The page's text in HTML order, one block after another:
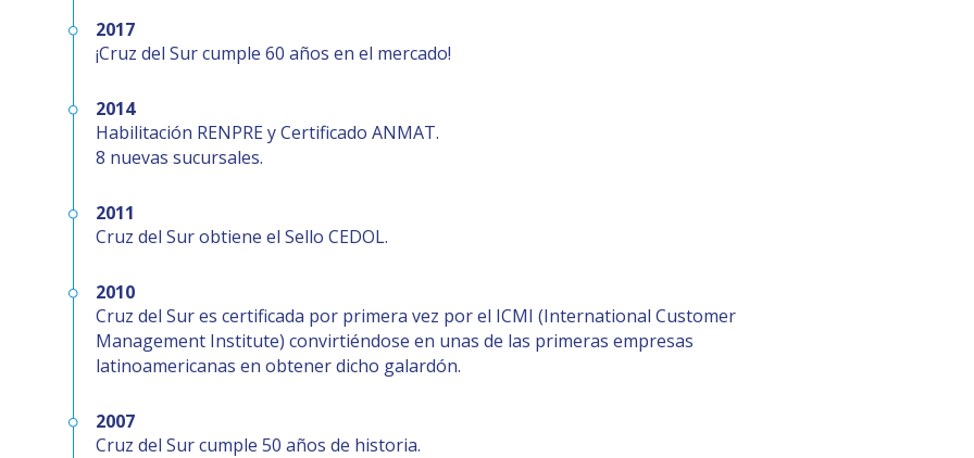
2017
¡Cruz del Sur cumple 60 años en el mercado!
2014
Habilitación RENPRE y Certificado ANMAT.
8 nuevas sucursales.
2011
Cruz del Sur obtiene el Sello CEDOL.
2010
Cruz del Sur es certificada por primera vez por el ICMI (International Customer
Management Institute) convirtiéndose en unas de las primeras empresas
latinoamericanas en obtener dicho galardón.
2007
Cruz del Sur cumple 50 años de historia.